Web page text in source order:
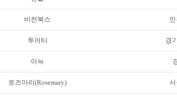
비전북스
투어티 경
아늑
로즈마리(Rosemary)